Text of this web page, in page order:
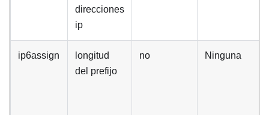
direcciones
ip
ip6assign
longitud
del prefijo
no Ninguna